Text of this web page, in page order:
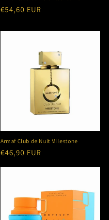
Preço
€54,60 EUR
Armaf Club de Nuit Milestone
Preço
€46,90 EUR